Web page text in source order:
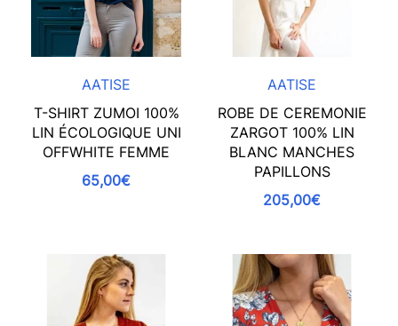
AATISE
T-SHIRT ZUMOI 100%
LIN ÉCOLOGIQUE UNI
OFFWHITE FEMME
65,00€
AATISE
ROBE DE CEREMONIE
ZARGOT 100% LIN
BLANC MANCHES
PAPILLONS
205,00€